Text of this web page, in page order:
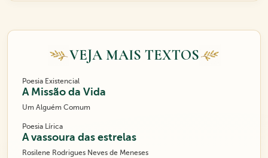
VEJA MAIS TEXTOS
Poesia Existencial
A Missão da Vida
Um Alguém Comum
Poesia Lírica
A vassoura das estrelas
Rosilene Rodrigues Neves de Meneses